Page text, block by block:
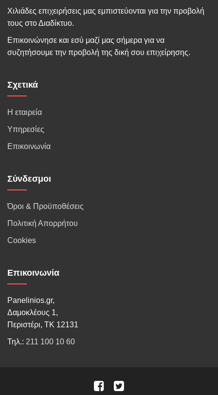
Χιλιάδες επιχειρήσεις μας εμπιστεύονται για την προβολή
τους στο Διαδίκτυο.
Επικοινώνησε και εσύ μαζί μας σήμερα για να
συζητήσουμε την προβολή της δική σου επιχείρησης.
Σχετικά
Η εταιρεία
Υπηρεσίες
Επικοινωνία
Σύνδεσμοι
Όροι & Προϋποθέσεις
Πολιτική Απορρήτου
Cookies
Επικοινωνία
Panelinios.gr,
Δαμοκλέους 1,
Περιστέρι, ΤΚ 12131
Τηλ.: 211 100 10 60